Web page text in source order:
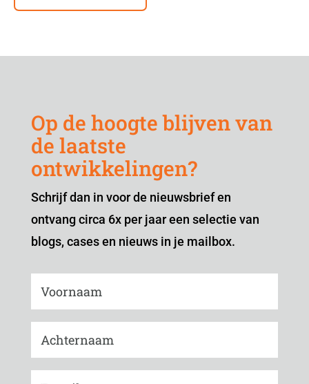
Op de hoogte blijven van
de laatste
ontwikkelingen?
Schrijf dan in voor de nieuwsbrief en
ontvang circa 6x per jaar een selectie van
blogs, cases en nieuws in je mailbox.